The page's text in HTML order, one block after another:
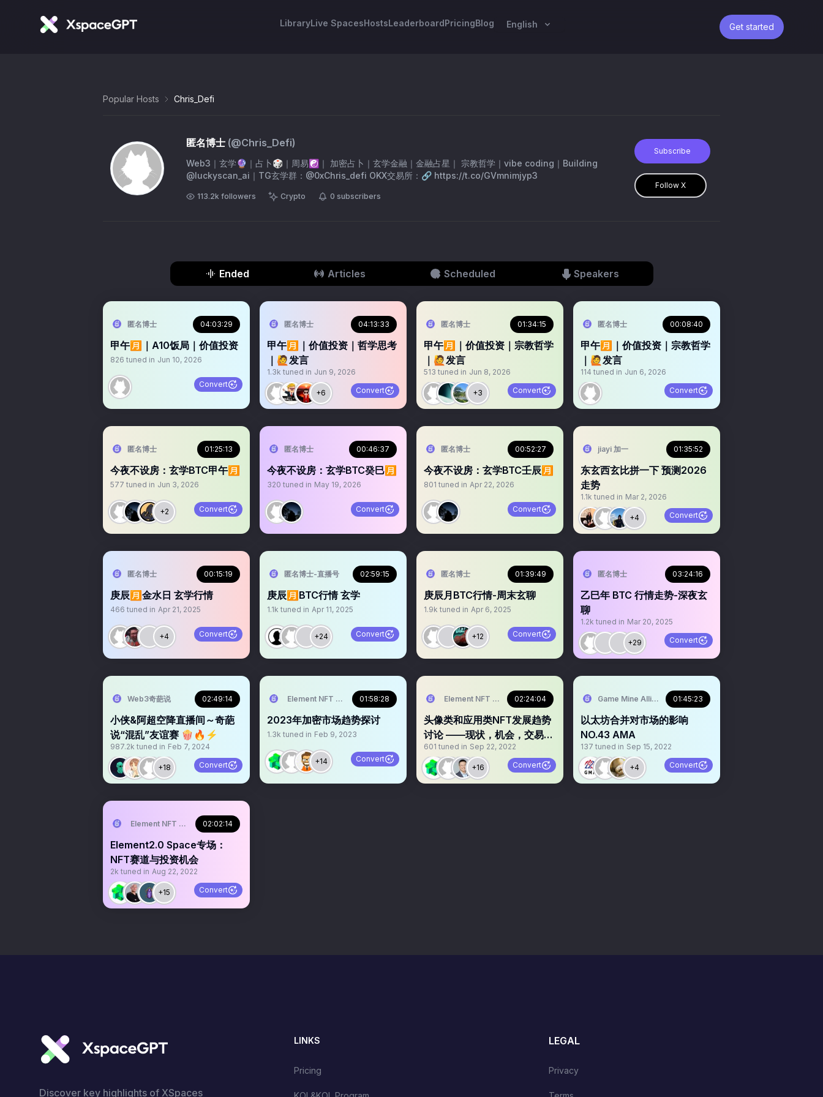
LibraryLive SpacesHostsLeaderboardPricingBlog English Get started
Popular Hosts Chris_Defi
匿名博士 (@Chris_Defi)
Web3｜玄学🔮｜占卜🎲｜周易☯️｜ 加密占卜｜玄学金融｜金融占星｜ 宗教哲学｜vibe coding｜Building
@luckyscan_ai｜TG玄学群：@0xChris_defi OKX交易所：🔗 https://t.co/GVmnimjyp3
113.2k followers Crypto 0 subscribers
Subscribe
Follow X
Ended Articles Scheduled Speakers
匿名博士 04:03:29
甲午🈷️｜A10饭局｜价值投资
826 tuned in Jun 10, 2026
Convert
匿名博士 04:13:33
甲午🈷️｜价值投资｜哲学思考
｜🙋发言
1.3k tuned in Jun 9, 2026
+6 Convert
匿名博士 01:34:15
甲午🈷️｜价值投资｜宗教哲学
｜🙋发言
513 tuned in Jun 8, 2026
+3 Convert
匿名博士 00:08:40
甲午🈷️｜价值投资｜宗教哲学
｜🙋发言
114 tuned in Jun 6, 2026
Convert
匿名博士 01:25:13
今夜不设房：玄学BTC甲午🈷️
577 tuned in Jun 3, 2026
+2 Convert
匿名博士 00:46:37
今夜不设房：玄学BTC癸巳🈷️
320 tuned in May 19, 2026
Convert
匿名博士 00:52:27
今夜不设房：玄学BTC壬辰🈷️
801 tuned in Apr 22, 2026
Convert
jiayi 加一 01:35:52
东玄西玄比拼一下 预测2026
走势
1.1k tuned in Mar 2, 2026
+4 Convert
匿名博士 00:15:19
庚辰🈷️金水日 玄学行情
466 tuned in Apr 21, 2025
+4 Convert
匿名博士-直播号 02:59:15
庚辰🈷️BTC行情 玄学
1.1k tuned in Apr 11, 2025
+24 Convert
匿名博士 01:39:49
庚辰月BTC行情-周末玄聊
1.9k tuned in Apr 6, 2025
+12 Convert
匿名博士 03:24:16
乙巳年 BTC 行情走势-深夜玄
聊
1.2k tuned in Mar 20, 2025
+29 Convert
Web3奇葩说 02:49:14
小侠&阿超空降直播间～奇葩
说“混乱”友谊赛 🍿🔥⚡
987.2k tuned in Feb 7, 2024
+18 Convert
Element NFT Marketplace中文社区
01:58:28
2023年加密市场趋势探讨
1.3k tuned in Feb 9, 2023
+14 Convert
Element NFT Marketplace中文社区
02:24:04
头像类和应用类NFT发展趋势
讨论 ——现状，机会，交易策
略
601 tuned in Sep 22, 2022
+16 Convert
Game Mine Alliance 01:45:23
以太坊合并对市场的影响
NO.43 AMA
137 tuned in Sep 15, 2022
+4 Convert
Element NFT Marketplace中文社区
02:02:14
Element2.0 Space专场：
NFT赛道与投资机会
2k tuned in Aug 22, 2022
+15 Convert
Discover key highlights of XSpaces
LINKS
Pricing
LEGAL
Privacy